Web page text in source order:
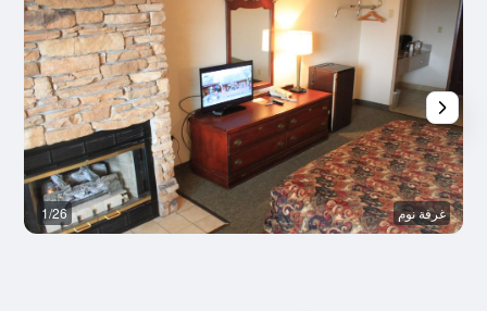
غرفة نوم 1/26